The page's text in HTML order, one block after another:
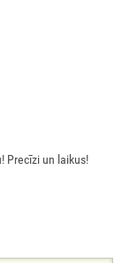
Precīzi un laikus!